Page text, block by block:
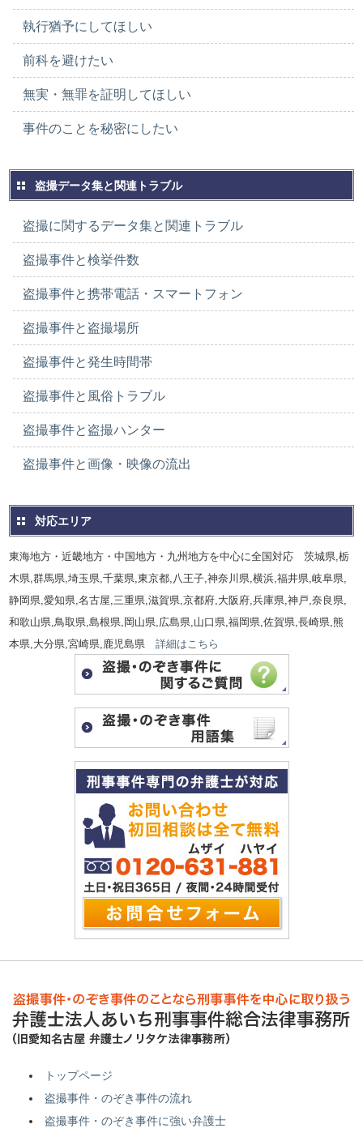
執行猶予にしてほしい
前科を避けたい
無実・無罪を証明してほしい
事件のことを秘密にしたい
盗撮データ集と関連トラブル
盗撮に関するデータ集と関連トラブル
盗撮事件と検挙件数
盗撮事件と携帯電話・スマートフォン
盗撮事件と盗撮場所
盗撮事件と発生時間帯
盗撮事件と風俗トラブル
盗撮事件と盗撮ハンター
盗撮事件と画像・映像の流出
対応エリア
東海地方・近畿地方・中国地方・九州地方を中心に全国対応 茨城県,栃
木県,群馬県,埼玉県,千葉県,東京都,八王子,神奈川県,横浜,福井県,岐阜県,
静岡県,愛知県,名古屋,三重県,滋賀県,京都府,大阪府,兵庫県,神戸,奈良県,
和歌山県,鳥取県,島根県,岡山県,広島県,山口県,福岡県,佐賀県,長崎県,熊
本県,大分県,宮崎県,鹿児島県詳細はこちら
トップページ
盗撮事件・のぞき事件の流れ
盗撮事件・のぞき事件に強い弁護士